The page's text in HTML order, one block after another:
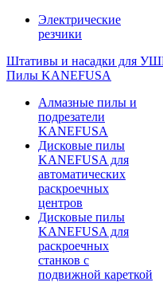
Электрические
резчики
Штативы и насадки для
Пилы KANEFUSA
Алмазные пилы и
подрезатели
KANEFUSA
Дисковые пилы
KANEFUSA для
автоматических
раскроечных
центров
Дисковые пилы
KANEFUSA для
раскроечных
станков с
подвижной кареткой